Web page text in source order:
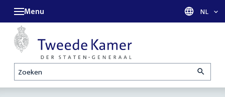
Zoeken
Menu Taal
NL